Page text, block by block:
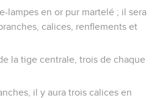
lampes en or pur martelé ; il sera
calices, renflements et
la tige centrale, trois de chaque
il y aura trois calices en